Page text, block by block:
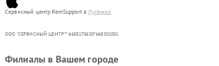
Сервисный центр RemSupport вЛуганске
ООО "СЕРВИСНЫЙ ЦЕНТР"* 6685170650*668501001
Филиалы в Вашем городе